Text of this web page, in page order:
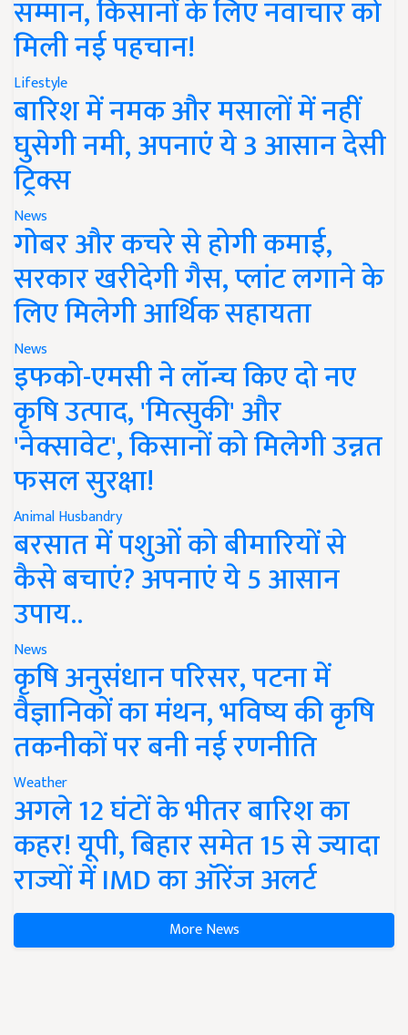
सम्मान, किसानों के लिए नवाचार को
मिली नई पहचान!
Lifestyle
बारिश में नमक और मसालों में नहीं
घुसेगी नमी, अपनाएं ये 3 आसान देसी
ट्रिक्स
News
गोबर और कचरे से होगी कमाई,
सरकार खरीदेगी गैस, प्लांट लगाने के
लिए मिलेगी आर्थिक सहायता
News
इफको-एमसी ने लॉन्च किए दो नए
कृषि उत्पाद, 'मित्सुकी' और
'नेक्सावेट', किसानों को मिलेगी उन्नत
फसल सुरक्षा!
Animal Husbandry
बरसात में पशुओं को बीमारियों से
कैसे बचाएं? अपनाएं ये 5 आसान
उपाय..
News
कृषि अनुसंधान परिसर, पटना में
वैज्ञानिकों का मंथन, भविष्य की कृषि
तकनीकों पर बनी नई रणनीति
Weather
अगले 12 घंटों के भीतर बारिश का
कहर! यूपी, बिहार समेत 15 से ज्यादा
राज्यों में IMD का ऑरेंज अलर्ट
More News